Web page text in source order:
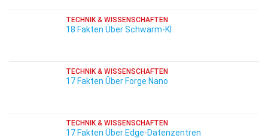
TECHNIK & WISSENSCHAFTEN
18 Fakten Über Schwarm-KI
TECHNIK & WISSENSCHAFTEN
17 Fakten Über Forge Nano
TECHNIK & WISSENSCHAFTEN
17 Fakten Über Edge-Datenzentren